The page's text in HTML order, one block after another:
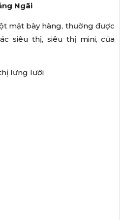
Ngãi
mặt bày hàng, thường được
siêu thị, siêu thị mini, cửa
lưng lưới